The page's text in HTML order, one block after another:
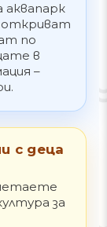
аквапарк
откриват
по
в
–
с деца
за